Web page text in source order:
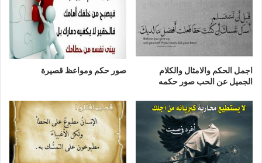
اجمل الحكم والامثال والكلام
الجميل عن الحب صور حكمه
صور حكم ومواعظ قصيرة